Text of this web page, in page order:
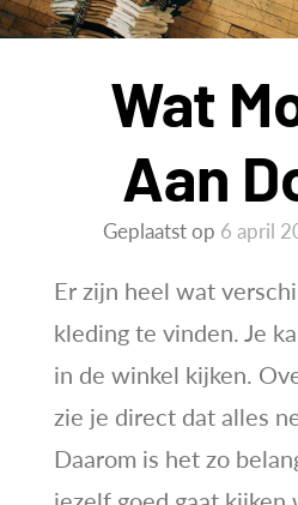
Wat
Aan
Geplaatst op 6 april
Er zijn heel wat
kleding te vinden. Je
in de winkel kijken.
zie je direct dat alles
Daarom is het zo